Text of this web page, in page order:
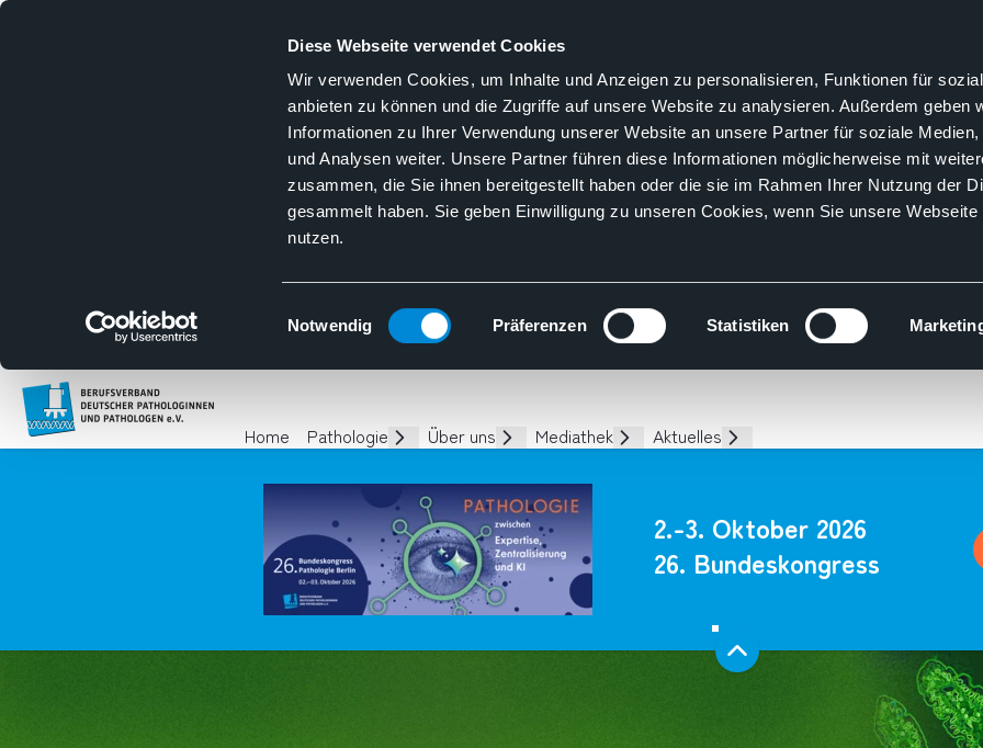
Diese Webseite verwendet Cookies
Wir verwenden Cookies, um Inhalte und Anzeigen zu personalisieren, Funktionen für
anbieten zu können und die Zugriffe auf unsere Website zu analysieren. Außerdem geben
Informationen zu Ihrer Verwendung unserer Website an unsere Partner für soziale Medien,
und Analysen weiter. Unsere Partner führen diese Informationen möglicherweise mit
zusammen, die Sie ihnen bereitgestellt haben oder die sie im Rahmen Ihrer Nutzung der
gesammelt haben. Sie geben Einwilligung zu unseren Cookies, wenn Sie unsere Webseite
nutzen.
Einwilligungsauswahl
Notwendig Präferenzen Statistiken
Homepage
Home
Pathologie
Über uns
Mediathek
Aktuelles
2.-3. Oktober 2026
26. Bundeskongress